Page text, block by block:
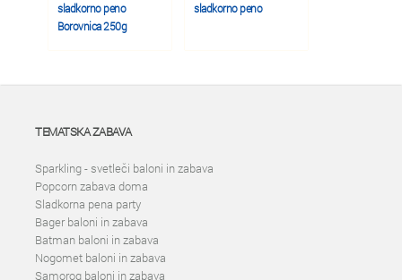
sladkorno peno
Borovnica 250g
sladkorno peno
TEMATSKA ZABAVA
Sparkling - svetleči baloni in zabava
Popcorn zabava doma
Sladkorna pena party
Bager baloni in zabava
Batman baloni in zabava
Nogomet baloni in zabava
Samorog baloni in zabava